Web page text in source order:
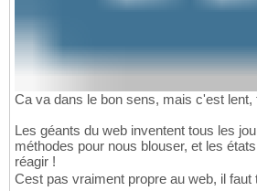
Ca va dans le bon sens, mais c'est lent,
Les géants du web inventent tous les
méthodes pour nous blouser, et les
réagir !
Cest pas vraiment propre au web, il